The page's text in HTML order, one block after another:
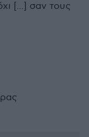
[...] σαν τους